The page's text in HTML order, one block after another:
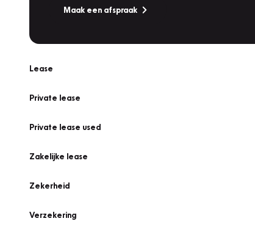
Maak een afspraak
Lease
Private lease
Private lease used
Zakelijke lease
Zekerheid
Verzekering